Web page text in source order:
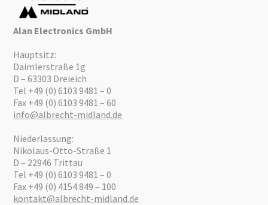
Alan Electronics GmbH
Hauptsitz:
Daimlerstraße 1g
D – 63303 Dreieich
Tel +49 (0) 6103 9481 – 0
Fax +49 (0) 6103 9481 – 60
info@albrecht-midland.de
Niederlassung:
Nikolaus-Otto-Straße 1
D – 22946 Trittau
Tel +49 (0) 6103 9481 – 0
Fax +49 (0) 4154 849 – 100
kontakt@albrecht-midland.de